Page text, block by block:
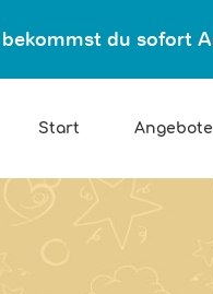
bekommst du sofort
Start Angebote